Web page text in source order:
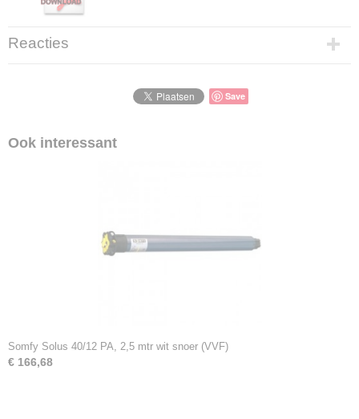
Reacties
Save
Ook interessant
Somfy Solus 40/12 PA, 2,5 mtr wit snoer (VVF)
€ 166,68